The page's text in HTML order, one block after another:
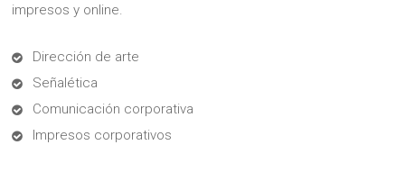
impresos y online.
Dirección de arte
Señalética
Comunicación corporativa
Impresos corporativos